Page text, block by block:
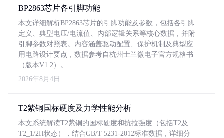
BP2863芯片各引脚功能
本文详细解析BP2863芯片的引脚功能及参数，包括各引脚
定义、典型电压/电流值、内部逻辑关系等核心数据，并附
引脚参数对照表。内容涵盖驱动配置、保护机制及典型应
用电路设计要点，数据参考自杭州士兰微电子官方规格书
（版本V1.2）。
2026年8月4日
T2紫铜国标硬度及力学性能分析
本文系统解读T2紫铜的国标硬度和抗拉强度（包括T2及
T2_1/2H状态），结合GB/T 5231-2012标准数据，详细分